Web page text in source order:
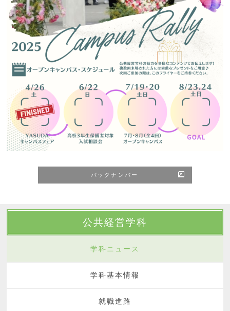
バックナンバー
公共経営学科
学科ニュース
学科基本情報
就職進路